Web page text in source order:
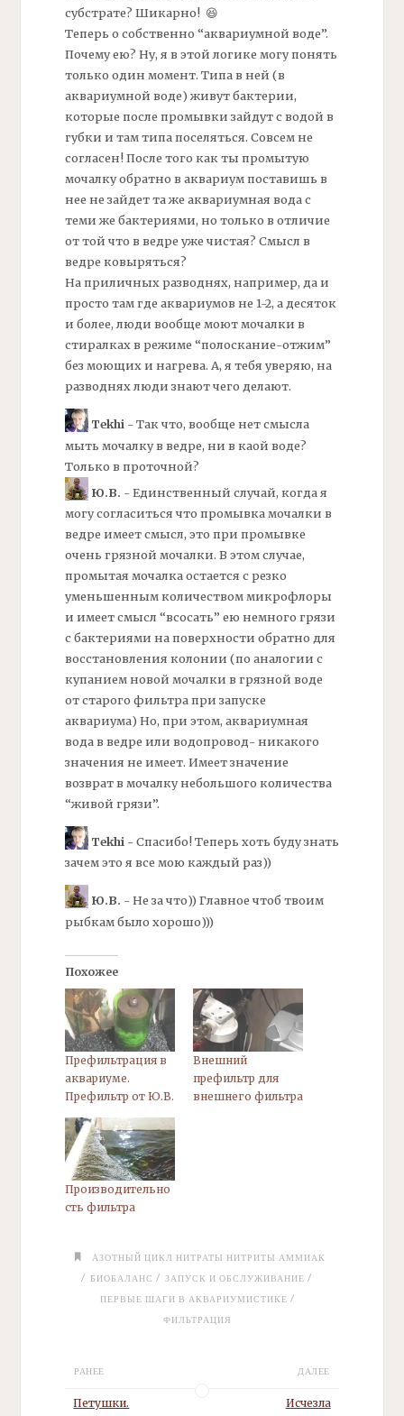
субстрате? Шикарно! 😆
Теперь о собственно “аквариумной воде”.
Почему ею? Ну, я в этой логике могу понять
только один момент. Типа в ней (в
аквариумной воде) живутбактерии,
которые после промывки зайдут с водой в
губки и там типа поселяться. Совсем не
согласен! После того как ты промытую
мочалку обратно в аквариум поставишь в
нее не зайдет та же аквариумная вода с
теми же бактериями, но только в отличие
от той что в ведре уже чистая? Смысл в
ведре ковыряться?
На приличных разводнях, например, да и
просто там где аквариумов не 1-2, а десяток
и более, люди вообще моют мочалки в
стиралках в режиме “полоскание-отжим”
без моющих и нагрева. А, я тебя уверяю, на
разводнях люди знают чего делают.
Tekhi- Так что, вообще нет смысла
мыть мочалку в ведре, ни в каой воде?
Только в проточной?
Ю.В. - Единственный случай, когда я
могу согласиться что промывка мочалки в
ведре имеет смысл, это при промывке
очень грязной мочалки. В этом случае,
промытая мочалка остается с резко
уменьшенным количеством микрофлоры
и имеет смысл “всосать” ею немного грязи
сбактериями на поверхности обратно для
восстановления колонии (по аналогии с
купанием новой мочалки в грязной воде
от старого фильтрапри запуске
аквариума) Но, при этом, аквариумная
вода в ведре или водопровод- никакого
значения не имеет. Имеет значение
возврат в мочалку небольшого количества
“живой грязи”.
Tekhi- Спасибо! Теперь хоть буду знать
зачем это я все мою каждый раз))
Ю.В. - Не за что)) Главное чтоб твоим
рыбкам было хорошо)))
Похожее
Префильтрация в
аквариуме.
Префильтр от Ю.В.
Внешний
префильтр для
внешнего фильтра
Производительно
сть фильтра
АЗОТНЫЙ ЦИКЛ НИТРАТЫ НИТРИТЫ АММИАК
/ БИОБАЛАНС / ЗАПУСК И ОБСЛУЖИВАНИЕ /
ПЕРВЫЕ ШАГИ В АКВАРИУМИСТИКЕ /
ФИЛЬТРАЦИЯ
РАНЕЕ
Петушки.
ДАЛЕЕ
Исчезла